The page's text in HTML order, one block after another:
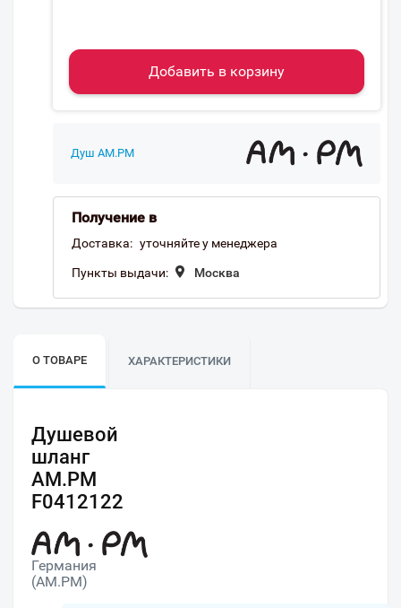
Добавить в корзину
Душ AM.PM
Получение в
Доставка: уточняйте у менеджера
Пункты выдачи: Москва
О ТОВАРЕ ХАРАКТЕРИСТИКИ
Душевой
шланг
AM.PM
F0412122
Германия
(AM.PM)